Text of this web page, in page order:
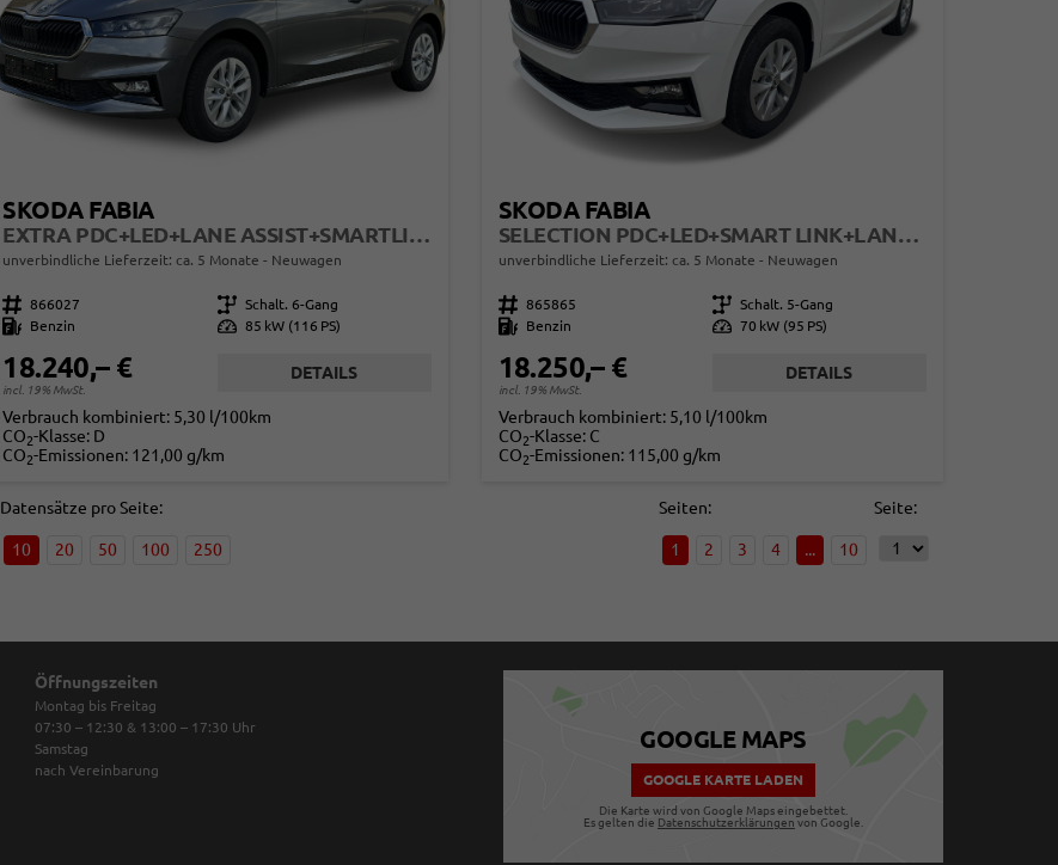
SKODA FABIA
EXTRA PDC+LED+LANE ASSIST+SMARTLINK
unverbindliche Lieferzeit: ca. 5 Monate Neuwagen
Fahrzeugnr. 866027 Getriebe Schalt. 6-Gang
Kraftstoff
Benzin Leistung 85 kW (116 PS)
18.240,– €
incl. 19% MwSt.
DETAILS
Verbrauch kombiniert: 5,30 l/100km
CO2-Klasse: D
CO2-Emissionen: 121,00 g/km
SKODA FABIA
SELECTION PDC+LED+SMART LINK+LANE ASSIST
unverbindliche Lieferzeit: ca. 5 Monate Neuwagen
Fahrzeugnr. 865865 Getriebe Schalt. 5-Gang
Kraftstoff
Benzin Leistung 70 kW (95 PS)
18.250,– €
incl. 19% MwSt.
DETAILS
Verbrauch kombiniert: 5,10 l/100km
CO2-Klasse: C
CO2-Emissionen: 115,00 g/km
Datensätze pro Seite:
10 20 50 100 250
Seite:
Seiten:
1 2 3 4 ... 10
Öffnungszeiten
Montag bis Freitag
07:30 – 12:30 & 13:00 – 17:30 Uhr
Samstag
nach Vereinbarung
GOOGLE MAPS
GOOGLE KARTE LADEN
Die Karte wird von Google Maps eingebettet.
Es gelten die Datenschutzerklärungen von Google.